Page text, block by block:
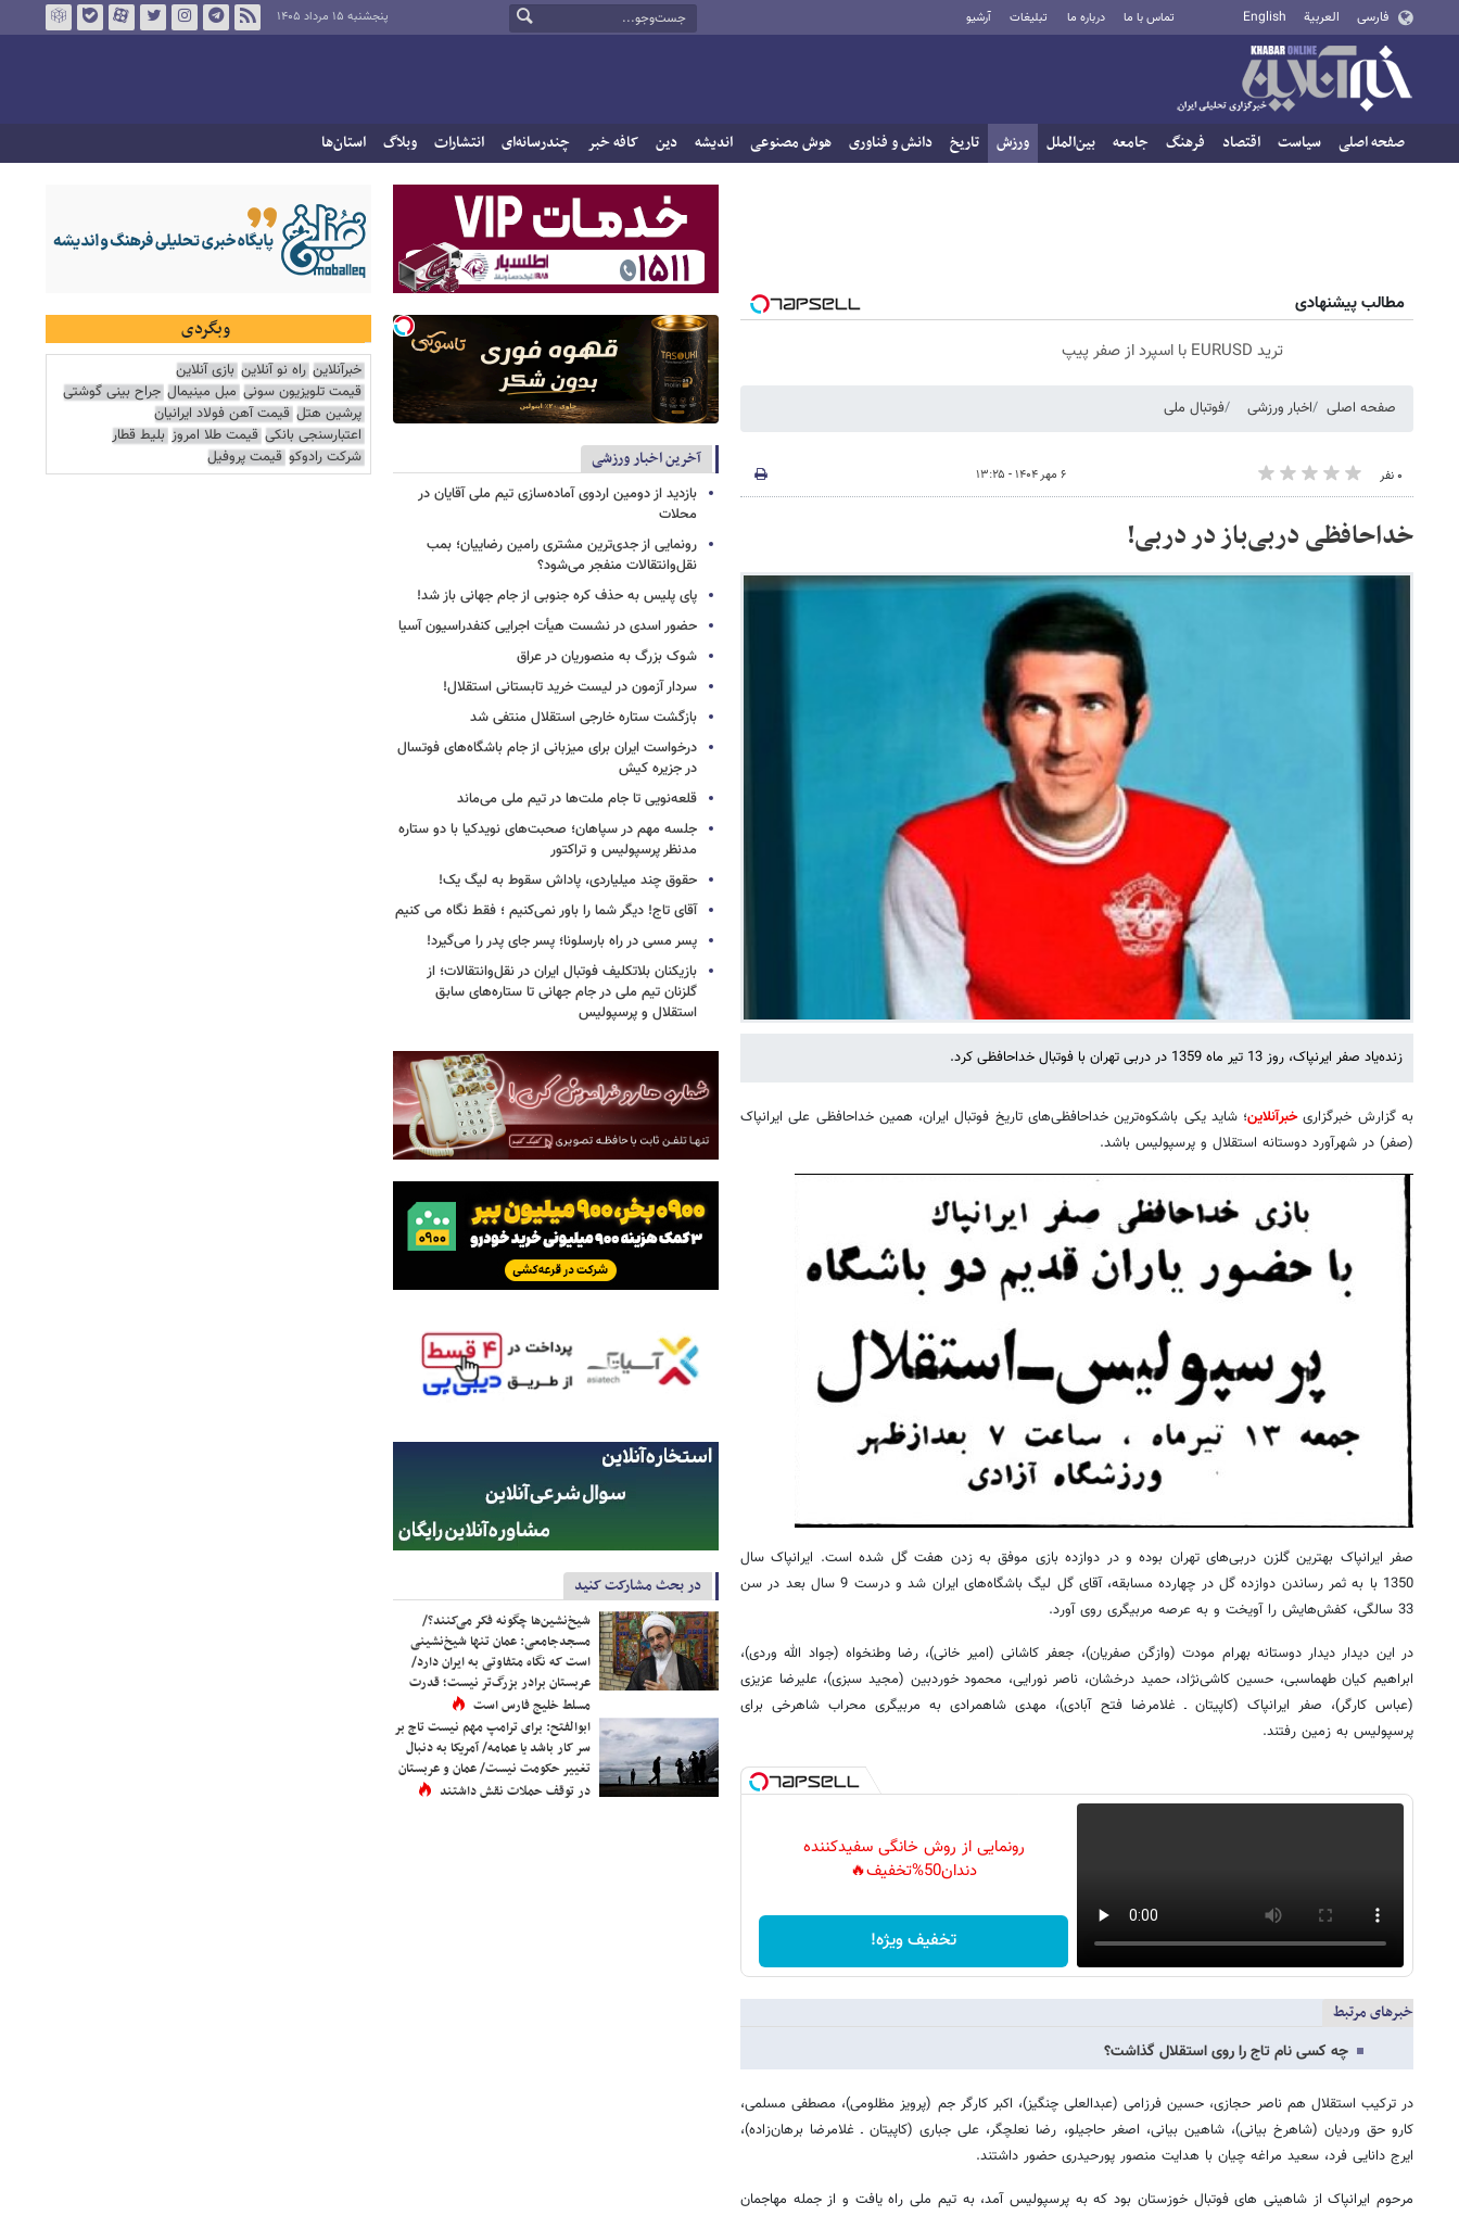
فارسی العربية English تماس با ما درباره ما تبلیغات آرشیو پنجشنبه ۱۵ مرداد ۱۴۰۵
صفحه اصلی سیاست اقتصاد فرهنگ جامعه بین‌الملل ورزش تاریخ دانش و فناوری هوش مصنوعی اندیشه دین کافه خبر چندرسانه‌ای انتشارات وبلاگ استان‌ها
مطالب پیشنهادی
ترید EURUSD با اسپرد از صفر پیپ
صفحه اصلی اخبار ورزشی فوتبال ملی
۰ نفر ۶ مهر ۱۴۰۴ - ۱۳:۲۵
خداحافظی دربی‌باز در دربی!
زنده‌یاد صفر ایرنپاک، روز 13 تیر ماه 1359 در دربی تهران با فوتبال خداحافظی کرد.
به گزارش خبرگزاریخبرآنلاین؛ شاید یکی باشکوه‌ترین خداحافظی‌های تاریخ فوتبال ایران، همین خداحافظی علی ایرانپاک
(صفر) در شهرآورد دوستانه استقلال و پرسپولیس باشد.
صفر ایرانپاک بهترین گلزن دربی‌های تهران بوده و در دوازده بازی موفق به زدن هفت گل شده است. ایرانپاک سال
1350 با به ثمر رساندن دوازده گل در چهارده مسابقه، آقای گل لیگ باشگاه‌های ایران شد و درست 9 سال بعد در سن
33 سالگی، کفش‌هایش را آویخت و به عرصه مربیگری روی آورد.
در این دیدار دیدار دوستانه بهرام مودت (وازگن صفریان)، جعفر کاشانی (امیر خانی)، رضا وطنخواه (جواد الله وردی)،
ابراهیم کیان طهماسبی، حسین کاشی‌نژاد، حمید درخشان، ناصر نورایی، محمود خوردبین (مجید سبزی)، علیرضا عزیزی
(عباس کارگر)، صفر ایرانپاک (کاپیتان ـ غلامرضا فتح آبادی)، مهدی شاهمرادی به مربیگری محراب شاهرخی برای
پرسپولیس به زمین رفتند.
رونمایی از روش خانگی سفیدکننده
دندان50%تخفیف🔥
تخفیف ویژه!
خبرهای مرتبط
چه کسی نام تاج را روی استقلال گذاشت؟
در ترکیب استقلال هم ناصر حجازی، حسین فرزامی (عبدالعلی چنگیز)، اکبر کارگر جم (پرویز مظلومی)، مصطفی مسلمی،
کارو حق وردیان (شاهرخ بیانی)، شاهین بیانی، اصغر حاجیلو، رضا نعلچگر، علی جباری (کاپیتان ـ غلامرضا برهان‌زاده)،
ایرج دانایی فرد، سعید مراغه چیان با هدایت منصور پورحیدری حضور داشتند.
مرحوم ایرانپاک از شاهینی های فوتبال خوزستان بود که به پرسپولیس آمد، به تیم ملی راه یافت و از جمله مهاجمان
آخرین اخبار ورزشی
بازدید از دومین اردوی آماده‌سازی تیم ملی آقایان در
محلات
رونمایی از جدی‌ترین مشتری رامین رضاییان؛ بمب
نقل‌وانتقالات منفجر می‌شود؟
پای پلیس به حذف کره جنوبی از جام جهانی باز شد!
حضور اسدی در نشست هیأت اجرایی کنفدراسیون آسیا
شوک بزرگ به منصوریان در عراق
سردار آزمون در لیست خرید تابستانی استقلال!
بازگشت ستاره خارجی استقلال منتفی شد
درخواست ایران برای میزبانی از جام باشگاه‌های فوتسال
در جزیره کیش
قلعه‌نویی تا جام ملت‌ها در تیم ملی می‌ماند
جلسه مهم در سپاهان؛ صحبت‌های نویدکیا با دو ستاره
مدنظر پرسپولیس و تراکتور
حقوق چند میلیاردی، پاداش سقوط به لیگ یک!
آقای تاج! دیگر شما را باور نمی‌کنیم ؛ فقط نگاه می کنیم
پسر مسی در راه بارسلونا؛ پسر جای پدر را می‌گیرد!
بازیکنان بلاتکلیف فوتبال ایران در نقل‌وانتقالات؛ از
گلزنان تیم ملی در جام جهانی تا ستاره‌های سابق
استقلال و پرسپولیس
در بحث مشارکت کنید
شیخ‌نشین‌ها چگونه فکر می‌کنند؟/
مسجدجامعی: عمان تنها شیخ‌نشینی
است که نگاه متفاوتی به ایران دارد/
عربستان برادر بزرگ‌تر نیست؛ قدرت
مسلط خلیج فارس است
ابوالفتح: برای ترامپ مهم نیست تاج بر
سر کار باشد یا عمامه/ آمریکا به دنبال
تغییر حکومت نیست/ عمان و عربستان
در توقف حملات نقش داشتند
وبگردی
خبرآنلاین راه نو آنلاین بازی آنلاین
قیمت تلویزیون سونی مبل مینیمال جراح بینی گوشتی
پرشین هتل قیمت آهن فولاد ایرانیان
اعتبارسنجی بانکی قیمت طلا امروز بلیط قطار
شرکت رادوکو قیمت پروفیل